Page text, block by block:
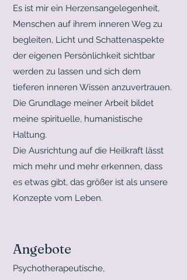
Es ist mir ein Herzensangelegenheit,
Menschen auf ihrem inneren Weg zu
begleiten, Licht und Schattenaspekte
der eigenen Persönlichkeit sichtbar
werden zu lassen und sich dem
tieferen inneren Wissen anzuvertrauen.
Die Grundlage meiner Arbeit bildet
meine spirituelle, humanistische
Haltung.
Die Ausrichtung auf die Heilkraft lässt
mich mehr und mehr erkennen, dass
es etwas gibt, das größer ist als unsere
Konzepte vom Leben.
Angebote
Psychotherapeutische,